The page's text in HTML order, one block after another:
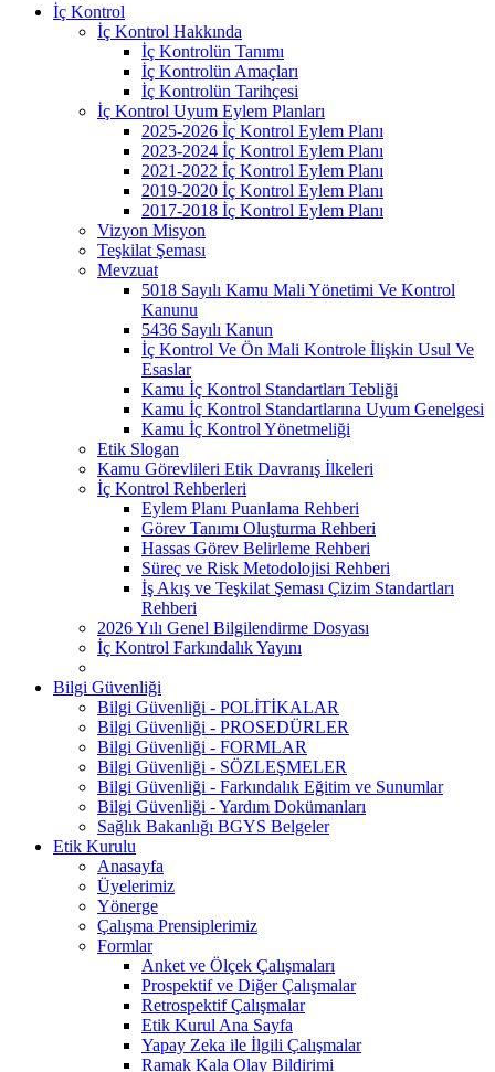
İç Kontrol
İç Kontrol Hakkında
İç Kontrolün Tanımı
İç Kontrolün Amaçları
İç Kontrolün Tarihçesi
İç Kontrol Uyum Eylem Planları
2025-2026 İç Kontrol Eylem Planı
2023-2024 İç Kontrol Eylem Planı
2021-2022 İç Kontrol Eylem Planı
2019-2020 İç Kontrol Eylem Planı
2017-2018 İç Kontrol Eylem Planı
Vizyon Misyon
Teşkilat Şeması
Mevzuat
5018 Sayılı Kamu Mali Yönetimi Ve Kontrol
Kanunu
5436 Sayılı Kanun
İç Kontrol Ve Ön Mali Kontrole İlişkin Usul Ve
Esaslar
Kamu İç Kontrol Standartları Tebliği
Kamu İç Kontrol Standartlarına Uyum Genelgesi
Kamu İç Kontrol Yönetmeliği
Etik Slogan
Kamu Görevlileri Etik Davranış İlkeleri
İç Kontrol Rehberleri
Eylem Planı Puanlama Rehberi
Görev Tanımı Oluşturma Rehberi
Hassas Görev Belirleme Rehberi
Süreç ve Risk Metodolojisi Rehberi
İş Akış ve Teşkilat Şeması Çizim Standartları
Rehberi
2026 Yılı Genel Bilgilendirme Dosyası
İç Kontrol Farkındalık Yayını
Bilgi Güvenliği
Bilgi Güvenliği - POLİTİKALAR
Bilgi Güvenliği - PROSEDÜRLER
Bilgi Güvenliği - FORMLAR
Bilgi Güvenliği - SÖZLEŞMELER
Bilgi Güvenliği - Farkındalık Eğitim ve Sunumlar
Bilgi Güvenliği - Yardım Dokümanları
Sağlık Bakanlığı BGYS Belgeler
Etik Kurulu
Anasayfa
Üyelerimiz
Yönerge
Çalışma Prensiplerimiz
Formlar
Anket ve Ölçek Çalışmaları
Prospektif ve Diğer Çalışmalar
Retrospektif Çalışmalar
Etik Kurul Ana Sayfa
Yapay Zeka ile İlgili Çalışmalar
Ramak Kala Olay Bildirimi